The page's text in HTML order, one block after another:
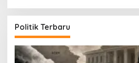
Politik Terbaru